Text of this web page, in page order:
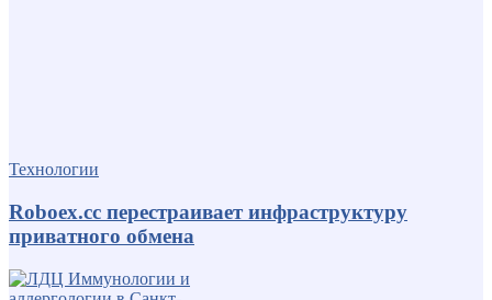
Технологии
Roboex.cc перестраивает инфраструктуру
приватного обмена